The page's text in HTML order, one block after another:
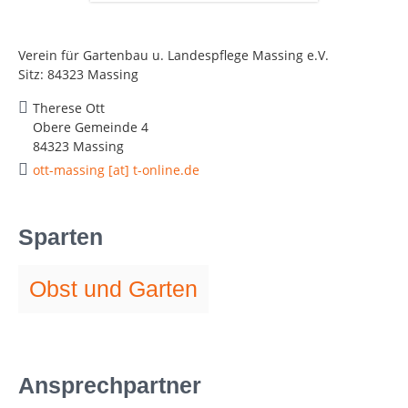
Verein für Gartenbau u. Landespflege Massing e.V.
Sitz: 84323 Massing
Therese Ott
Obere Gemeinde 4
84323 Massing
ott-massing [at] t-online.de
Sparten
Obst und Garten
Ansprechpartner